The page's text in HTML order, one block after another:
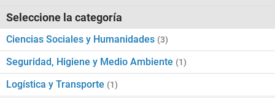
Seleccione la categoría
Ciencias Sociales y Humanidades (3)
Seguridad, Higiene y Medio Ambiente (1)
Logística y Transporte (1)